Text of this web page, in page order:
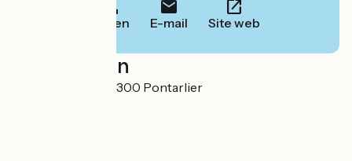
Bellen E-mail Site web
Localisation
21 rue Marpaud 25300 Pontarlier